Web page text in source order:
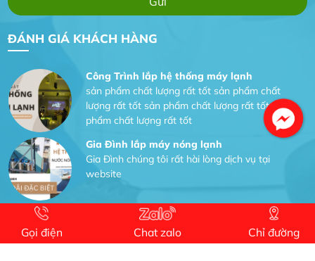
ĐÁNH GIÁ KHÁCH HÀNG
Dịch vụ MoTor
Công Trình lắp hệ thống máy lạnh
sản phẩm chất lượng rất tốt sản phẩm chất
lượng rất tốt sản phẩm chất lượng rất tốt sản
phẩm chất lượng rất tốt
Gia Đình lắp máy nóng lạnh
Gia Đình chúng tôi rất hài lòng dịch vụ tại
website
Dự án nhà phố đẹp lên nhờ đội thợ điện từ dịch
vụ
Gọi điện Chat zalo Chỉ đường